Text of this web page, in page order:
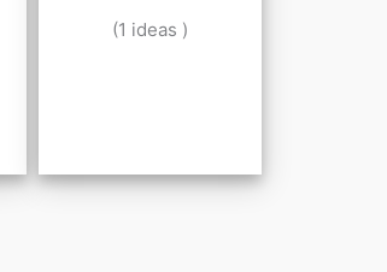
(1 ideas )